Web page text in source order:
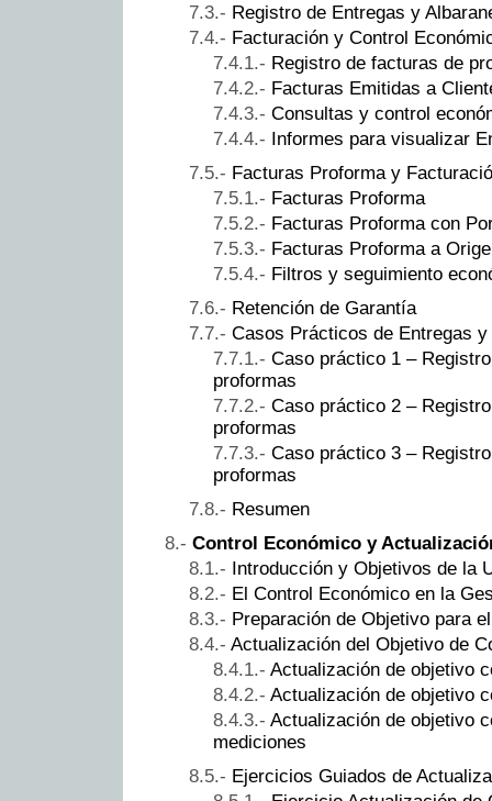
Registro de Entregas y
Facturación y Control
Registro de facturas de
Facturas Emitidas a
Consultas y control
Informes para visualizar
Facturas Proforma y
Facturas Proforma
Facturas Proforma con
Facturas Proforma a
Filtros y seguimiento
Retención de Garantía
Casos Prácticos de Entregas
Caso práctico 1 –
proformas
Caso práctico 2 –
proformas
Caso práctico 3 –
proformas
Resumen
Control Económico y
Introducción y Objetivos de la
El Control Económico en la
Preparación de Objetivo para
Actualización del Objetivo de
Actualización de objetivo
Actualización de objetivo
Actualización de objetivo
mediciones
Ejercicios Guiados de